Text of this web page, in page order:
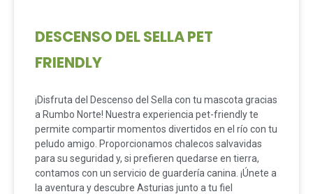
DESCENSO DEL SELLA PET
FRIENDLY
¡Disfruta del Descenso del Sella con tu mascota gracias
a Rumbo Norte! Nuestra experiencia pet-friendly te
permite compartir momentos divertidos en el río con tu
peludo amigo. Proporcionamos chalecos salvavidas
para su seguridad y, si prefieren quedarse en tierra,
contamos con un servicio de guardería canina. ¡Únete a
la aventura y descubre Asturias junto a tu fiel